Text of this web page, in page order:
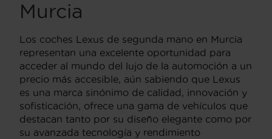
Murcia
Los coches Lexus de segunda mano en Murcia
representan una excelente oportunidad para
acceder al mundo del lujo de la automoción a un
precio más accesible, aún sabiendo que Lexus
es una marca sinónimo de calidad, innovación y
sofisticación, ofrece una gama de vehículos que
destacan tanto por su diseño elegante como por
su avanzada tecnología y rendimiento